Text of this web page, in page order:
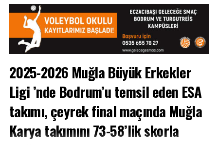
Ezgi Başıtek’in koordinatörlüğünü ve sunuculuğunu
yaptığı gece, Sportre Dergisi Genel Yayın Yönetmeni
Abdulkadir Sevindik’in konuşmasıyla başladı.
2025-2026 Muğla Büyük Erkekler
Ligi’nde Bodrum’u temsil eden ESA
takımı, çeyrek final maçında Muğla
Karya takımını 73-58’lik skorla